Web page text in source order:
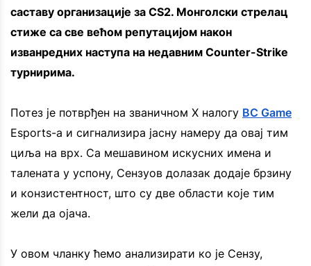
саставу организације за CS2. Монголски стрелац
стиже са све већом репутацијом након
изванредних наступа на недавним Counter-Strike
турнирима.
Потез је потврђен на званичном X налогу BC Game
Esports-а и сигнализира јасну намеру да овај тим
циља на врх. Са мешавином искусних имена и
талената у успону, Сензуов долазак додаје брзину
и конзистентност, што су две области које тим
жели да ојача.
У овом чланку ћемо анализирати ко је Сензу,